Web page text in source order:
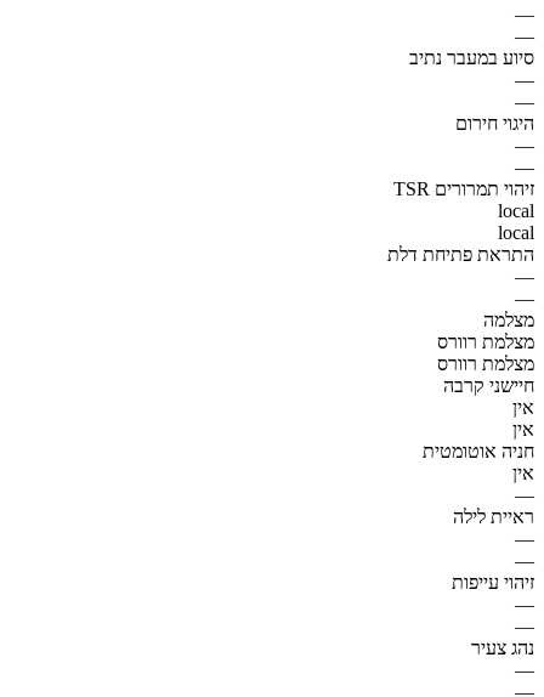
—
—
סיוע במעבר נתיב
—
—
היגוי חירום
—
—
זיהוי תמרורים TSR
local
local
התראת פתיחת דלת
—
—
מצלמה
מצלמת רוורס
מצלמת רוורס
חיישני קרבה
אין
אין
חניה אוטומטית
אין
—
ראיית לילה
—
—
זיהוי עייפות
—
—
נהג צעיר
—
—